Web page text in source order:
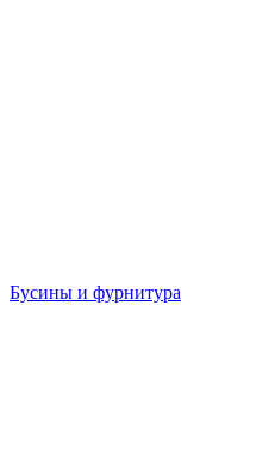
Бусины и фурнитура